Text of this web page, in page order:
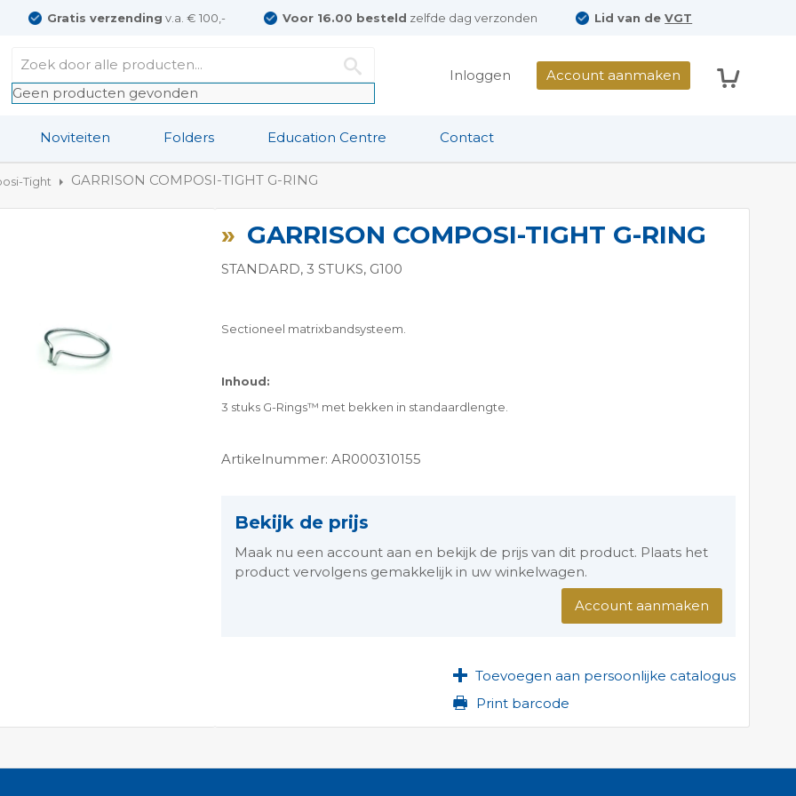
Gratis verzending v.a. € 100,- Voor 16.00 besteld zelfde dag verzonden Lid van deVGT
Geen producten gevonden
Inloggen Account aanmaken
Noviteiten Folders Education Centre Contact
Tight GARRISON COMPOSI-TIGHT G-RING
GARRISON COMPOSI-TIGHT G-RING
STANDARD, 3 STUKS, G100
Sectioneel matrixbandsysteem.
Inhoud:
3 stuks G-Rings™ met bekken in standaardlengte.
Artikelnummer: AR000310155
Bekijk de prijs
Maak nu een account aan en bekijk de prijs van dit product. Plaats het
product vervolgens gemakkelijk in uw winkelwagen.
Account aanmaken
Toevoegen aan persoonlijke catalogus
Print barcode